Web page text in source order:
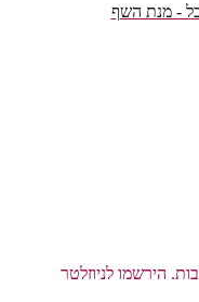
- מנת השף
הירשמו לניוזלטר